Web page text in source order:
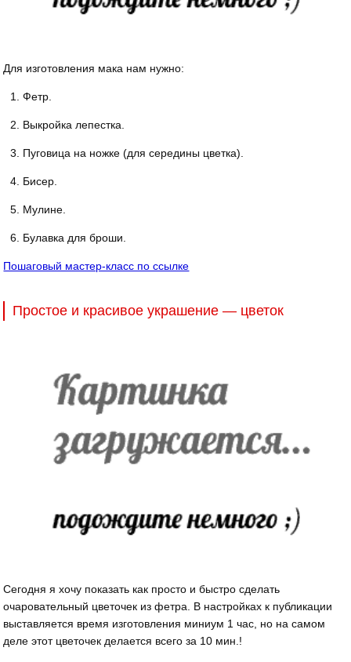
Для изготовления мака нам нужно:
Фетр.
Выкройка лепестка.
Пуговица на ножке (для середины цветка).
Бисер.
Мулине.
Булавка для броши.
Пошаговый мастер-класс по ссылке
Простое и красивое украшение — цветок
Сегодня я хочу показать как просто и быстро сделать
очаровательный цветочек из фетра. В настройках к публикации
выставляется время изготовления миниум 1 час, но на самом
деле этот цветочек делается всего за 10 мин.!